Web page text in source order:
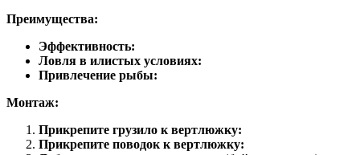
Преимущества:
Эффективность:
Ловля в илистых условиях:
Привлечение рыбы:
Монтаж:
Прикрепите грузило к вертлюжку:
Прикрепите поводок к вертлюжку: